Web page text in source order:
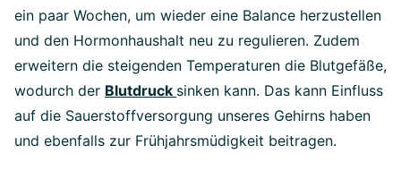
ein paar Wochen, um wieder eine Balance herzustellen
und den Hormonhaushalt neu zu regulieren. Zudem
erweitern die steigenden Temperaturen die Blutgefäße,
wodurch der Blutdruck sinken kann. Das kann Einfluss
auf die Sauerstoffversorgung unseres Gehirns haben
und ebenfalls zur Frühjahrsmüdigkeit beitragen.